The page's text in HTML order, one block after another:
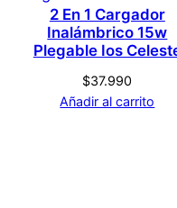
2 En 1 Cargador
Inalámbrico 15w
Plegable Ios
$37.990
Añadir al carrito